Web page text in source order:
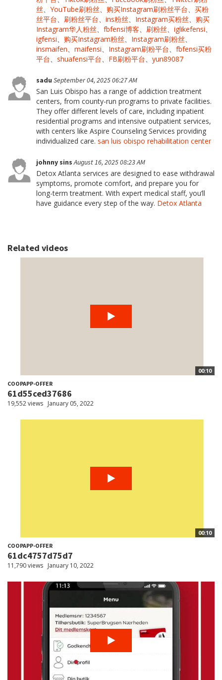
丝、 YouTube刷粉丝、 购买Instagram刷粉丝平台、 买粉
丝平台、 刷粉丝平台、 ins粉丝、 Instagram买粉丝、 购买
Instagram华人粉丝、 fbfensi博客、 刷粉丝、 iglikefensi、
igfensi、 购买Instagram粉丝、 Instagram刷粉丝、
insmaifen、 maifensi、 Instagram刷粉平台、 fbfensi买粉
平台、 shuafensi平台、 FB刷粉平台、 yun89087
sadu September 04, 2025 06:27 AM
San Luis Obispo has a range of addiction treatment
centers, from county-run programs to private facilities.
They offer different levels of care, including inpatient
residential programs and intensive outpatient services,
with centers like Aspire Counseling Services providing
individualized care. san luis obispo rehabilitation center
johnny sinsAugust 16, 2025 08:23 AM
Detox Atlanta services are designed to ease withdrawal
symptoms, promote comfort, and prepare you for
long-term treatment. With expert medical staff, you’ll
have guidance every step of the way. Detox Atlanta
Related videos
00:10
COOPAPP-OFFER
61d55ced37686
19,552 views January 05, 2022
00:10
COOPAPP-OFFER
61dc4757d75d7
11,790 views January 10, 2022